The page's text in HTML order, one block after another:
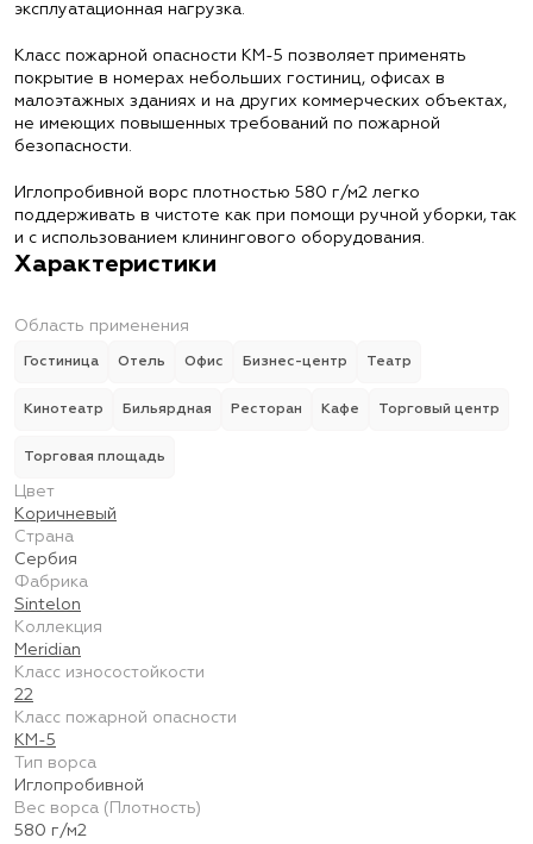
эксплуатационная нагрузка.
Класс пожарной опасности КМ-5 позволяет применять
покрытие в номерах небольших гостиниц, офисах в
малоэтажных зданиях и на других коммерческих объектах,
не имеющих повышенных требований по пожарной
безопасности.
Иглопробивной ворс плотностью 580 г/м2 легко
поддерживать в чистоте как при помощи ручной уборки, так
и с использованием клинингового оборудования.
Характеристики
Область применения
Гостиница Отель Офис Бизнес-центр Театр
Кинотеатр Бильярдная Ресторан Кафе Торговый центр
Торговая площадь
Цвет
Коричневый
Страна
Сербия
Фабрика
Sintelon
Коллекция
Meridian
Класс износостойкости
22
Класс пожарной опасности
КМ-5
Тип ворса
Иглопробивной
Вес ворса (Плотность)
580 г/м2